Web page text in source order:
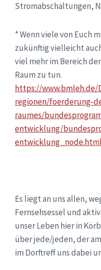
Stromabschaltungen,
* Wenn viele von Euch
zukünftig vielleicht
viel mehr im Bereich
Raum zu tun.
https://
regionen/foerderung-
raumes/
entwicklung/
entwicklung_node.html
Es liegt an uns allen,
Fernsehsessel und
unser Leben hier in
über jede/jeden, der
im Dorftreff uns dabei